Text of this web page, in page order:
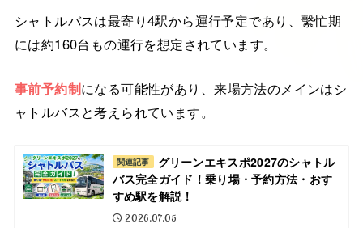
シャトルバスは最寄り4駅から運行予定であり、繫忙期
には約160台もの運行を想定されています。
事前予約制になる可能性があり、来場方法のメインはシ
ャトルバスと考えられています。
関連記事
グリーンエキスポ2027のシャトル
バス完全ガイド！乗り場・予約方法・おす
すめ駅を解説！
2026.07.05